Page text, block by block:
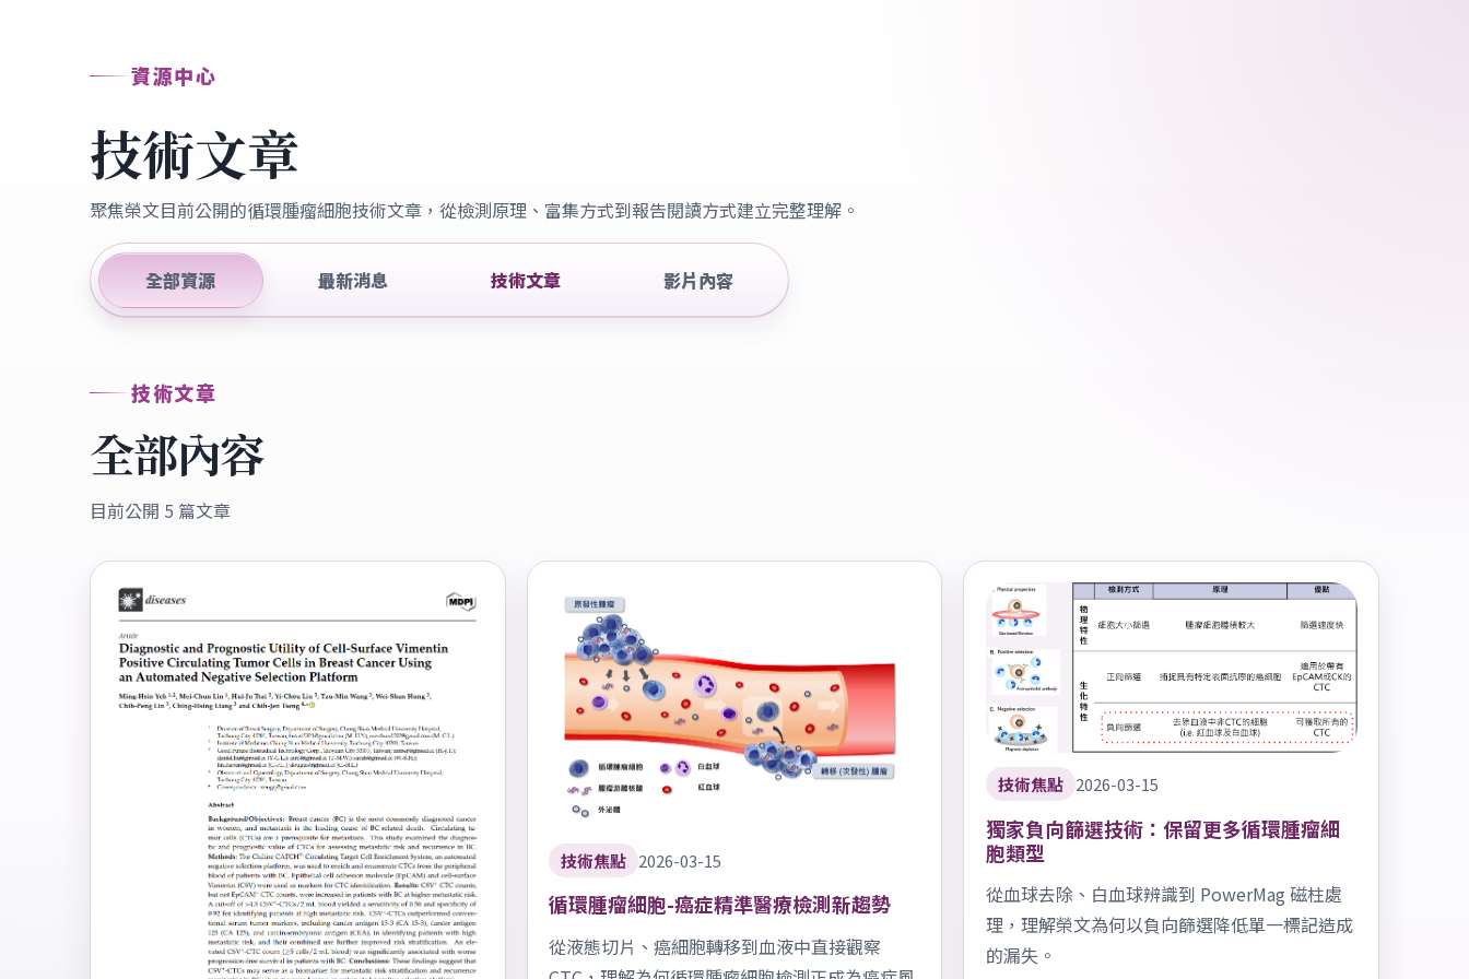
資源中心
技術文章
聚焦榮文目前公開的循環腫瘤細胞技術文章，從檢測原理、富集方式到報告閱讀方式建立完整理解。
全部資源 最新消息 技術文章 影片內容
技術文章
全部內容
目前公開 5 篇文章
技術焦點 2026-03-15
循環腫瘤細胞-癌症精準醫療檢測新趨勢
從液態切片、癌細胞轉移到血液中直接觀察
技術焦點 2026-03-15
獨家負向篩選技術：保留更多循環腫瘤細
胞類型
從血球去除、白血球辨識到 PowerMag 磁柱處
理，理解榮文為何以負向篩選降低單一標記造成
的漏失。